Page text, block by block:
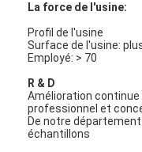
La force de l'usine:
Profil de l'usine
Surface de l'usine:
Employé: > 70
R & D
Amélioration
professionnel et
De notre
échantillons